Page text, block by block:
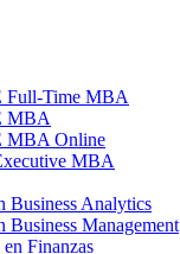
Full-Time MBA
MBA
MBA Online
MBA
Business Analytics
Business Management
Finanzas